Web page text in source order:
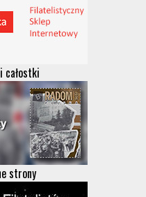
całostki
strony